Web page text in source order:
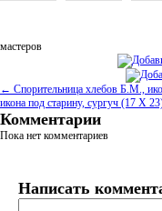
мастеров
← Спорительница хлебов Б.М.,
икона под старину, сургуч (17 Х
Комментарии
Пока нет комментариев
Написать